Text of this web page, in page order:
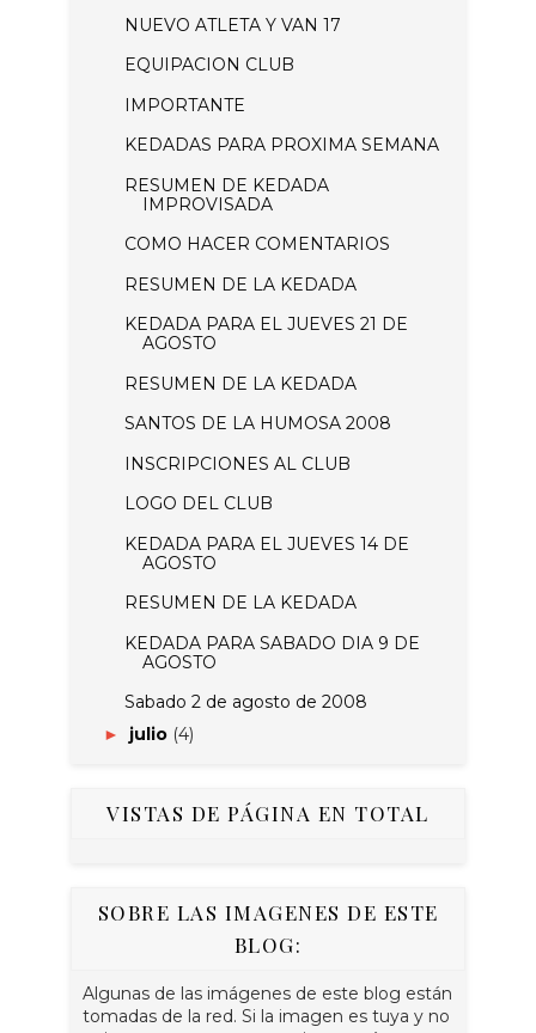
NUEVO ATLETA Y VAN 17
EQUIPACION CLUB
IMPORTANTE
KEDADAS PARA PROXIMA SEMANA
RESUMEN DE KEDADA
IMPROVISADA
COMO HACER COMENTARIOS
RESUMEN DE LA KEDADA
KEDADA PARA EL JUEVES 21 DE
AGOSTO
RESUMEN DE LA KEDADA
SANTOS DE LA HUMOSA 2008
INSCRIPCIONES AL CLUB
LOGO DEL CLUB
KEDADA PARA EL JUEVES 14 DE
AGOSTO
RESUMEN DE LA KEDADA
KEDADA PARA SABADO DIA 9 DE
AGOSTO
Sabado 2 de agosto de 2008
► julio (4)
VISTAS DE PÁGINA EN TOTAL
SOBRE LAS IMAGENES DE ESTE
BLOG:
Algunas de las imágenes de este blog están
tomadas de la red. Si la imagen es tuya y no